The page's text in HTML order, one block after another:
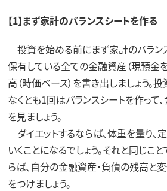
【1】まず家計のバランスシートを作る
投資を始める前にまず家計のバランス
保有している全ての金融資産（現預金
高（時価ベース）を書き出しましょう。
なくとも1回はバランスシートを作って
を見ましょう。
ダイエットするならば、体重を量り、
いくことになるでしょう。それと同じこ
らば、自分の金融資産・負債の残高と
をつけましょう。